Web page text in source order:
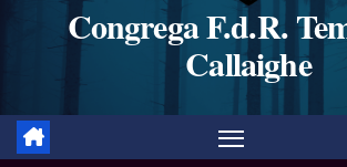
Congrega F.d.R.
Callaighe